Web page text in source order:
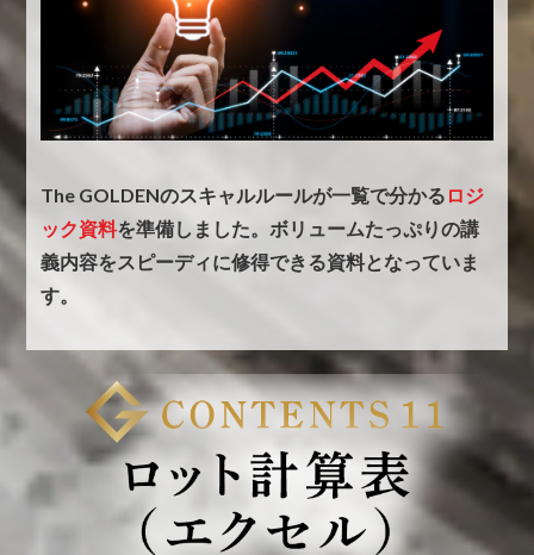
The GOLDENのスキャルルールが一覧で分かる ロジ
ック資料を準備しました。ボリュームたっぷりの講
義内容をスピーディに修得できる資料となっていま
す。